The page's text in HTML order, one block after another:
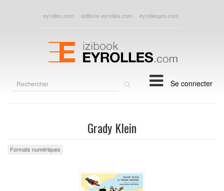
eyrolles.com editions-eyrolles.com eyrollespro.com
Se connecter
Grady Klein
Formats numériques